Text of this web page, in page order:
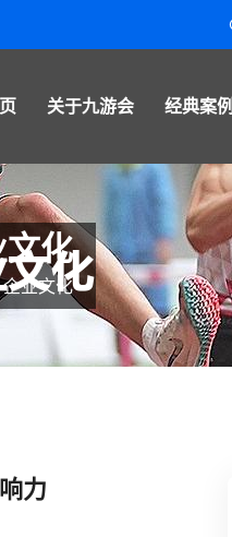
关于九游会 经典案例
化
企业文化
力